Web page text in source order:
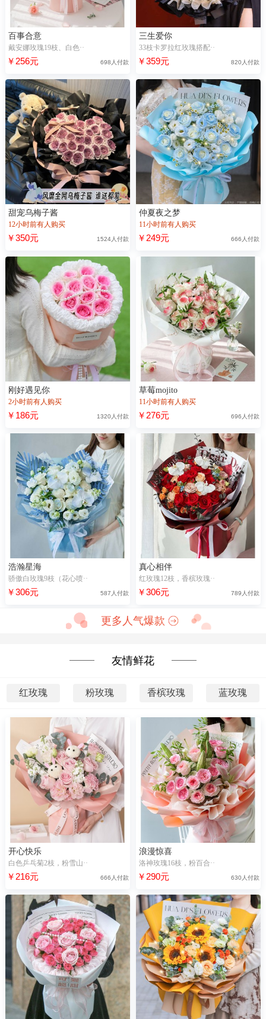
百事合意
戴安娜玫瑰19枝、白色··
￥256元 698人付款
三生爱你
33枝卡罗拉红玫瑰搭配··
￥359元 820人付款
甜宠乌梅子酱
12小时前有人购买
￥350元 1524人付款
仲夏夜之梦
11小时前有人购买
￥249元 666人付款
刚好遇见你
2小时前有人购买
￥186元 1320人付款
草莓mojito
11小时前有人购买
￥276元 696人付款
浩瀚星海
骄傲白玫瑰9枝（花心喷··
￥306元 587人付款
真心相伴
红玫瑰12枝，香槟玫瑰··
￥306元 789人付款
更多人气爆款
友情鲜花
红玫瑰 粉玫瑰 香槟玫瑰 蓝玫瑰
开心快乐
白色乒乓菊2枝，粉雪山··
￥216元 666人付款
浪漫惊喜
洛神玫瑰16枝，粉百合··
￥290元 630人付款